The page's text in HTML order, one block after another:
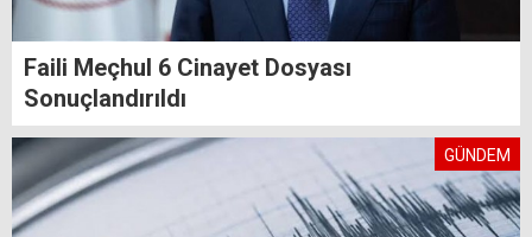
Faili Meçhul 6 Cinayet Dosyası
Sonuçlandırıldı
GÜNDEM